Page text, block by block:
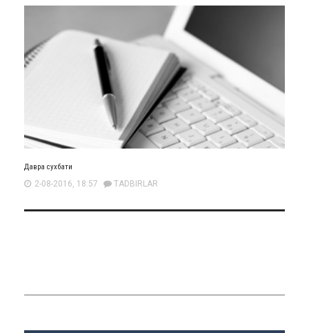
Давра сухбати
2-08-2016, 18:57 TADBIRLAR